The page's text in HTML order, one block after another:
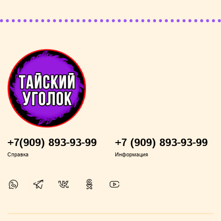
стянутости.
Меры предосторожности:
Будьте осторожны, не допускайте попадания в
глаза. При попадании в глаза промывайте их
большим количеством чистой воды до
компонентов или аллергией.
+7(909) 893-93-99
Справка
+7 (909) 893-93-99
Информация